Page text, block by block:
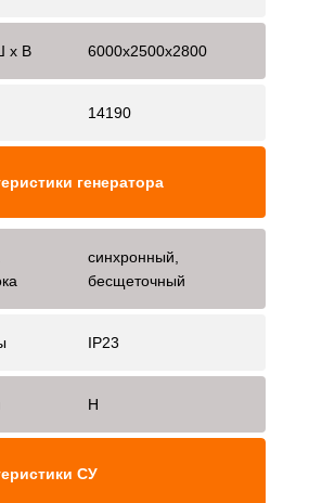
x В 6000x2500x2800
14190
генератора
синхронный,
бесщеточный
IP23
H
СУ